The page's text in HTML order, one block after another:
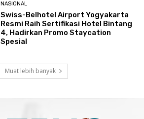
NASIONAL
Swiss-Belhotel Airport Yogyakarta
Resmi Raih Sertifikasi Hotel Bintang
4, Hadirkan Promo Staycation
Spesial
Muat lebih banyak